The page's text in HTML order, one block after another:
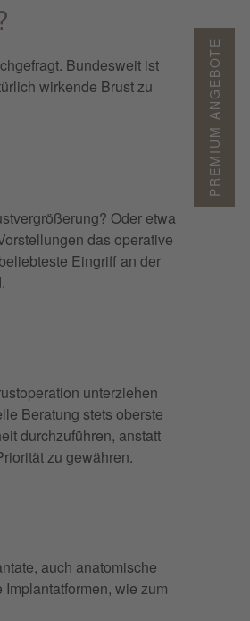
Bundesweit ist
wirkende Brust zu
Oder etwa
das operative
Eingriff an der
unterziehen
Beratung stets oberste
durchzuführen, anstatt
zu gewähren.
auch anatomische
wie zum
PREMIUM ANGEBOTE